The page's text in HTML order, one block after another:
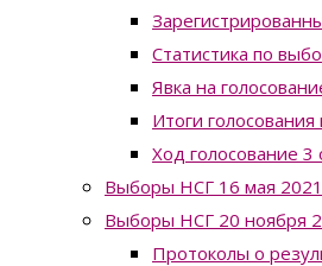
Статистика по
Явка на
Итоги
Ход голосование 3
Выборы НСГ 16 мая 2021
Выборы НСГ 20 ноября
Протоколы о